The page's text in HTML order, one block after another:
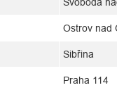
Ostrov nad
Sibřina
Praha 114